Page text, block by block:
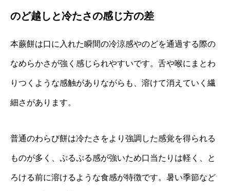
のど越しと冷たさの感じ方の差
本蕨餅は口に入れた瞬間の冷涼感やのどを通過する際の
なめらかさが強く感じられやすいです。舌や喉にまとわ
りつくような感触がありながらも、溶けて消えていく繊
細さがあります。
普通のわらび餅は冷たさをより強調した感覚を得られる
ものが多く、ぷるぷる感が強いため口当たりは軽く、と
ろける前に溶けるような食感が特徴です。暑い季節など